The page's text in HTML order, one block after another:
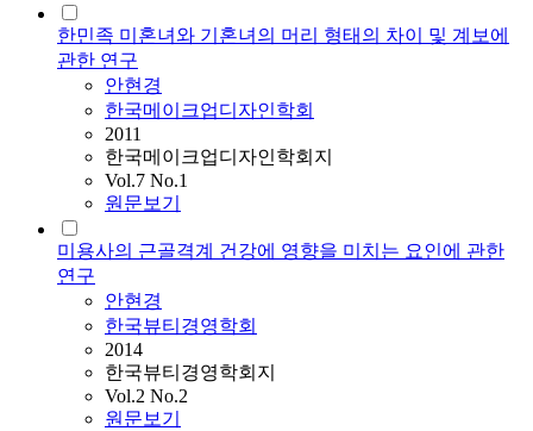
한민족 미혼녀와 기혼녀의 머리 형태의 차이 및 계보에
관한 연구
안현경
한국메이크업디자인학회
2011
한국메이크업디자인학회지
Vol.7 No.1
원문보기
미용사의 근골격계 건강에 영향을 미치는 요인에 관한
연구
안현경
한국뷰티경영학회
2014
한국뷰티경영학회지
Vol.2 No.2
원문보기